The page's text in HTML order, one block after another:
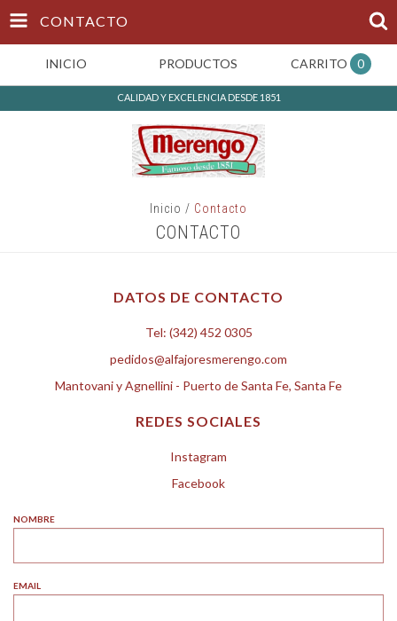
CONTACTO
INICIO PRODUCTOS CARRITO 0
CALIDAD Y EXCELENCIA DESDE 1851
Inicio / Contacto
CONTACTO
DATOS DE CONTACTO
Tel: (342) 452 0305
pedidos@alfajoresmerengo.com
Mantovani y Agnellini - Puerto de Santa Fe, Santa Fe
REDES SOCIALES
Instagram
Facebook
NOMBRE
EMAIL